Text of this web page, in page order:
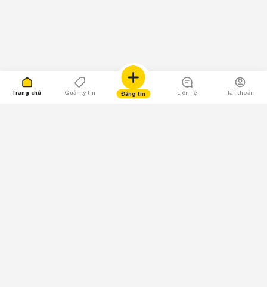
Trang chủ Quản lý tin Đăng tin Liên hệ Tài khoản